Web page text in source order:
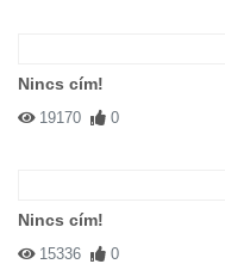
Nincs cím!
19170 0
Nincs cím!
15336 0